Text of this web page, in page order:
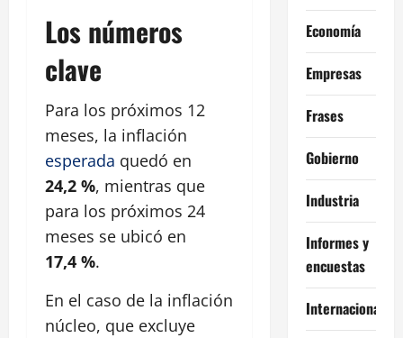
Los números
clave
Para los próximos 12
meses, la inflación
esperada quedó en
24,2 %, mientras que
para los próximos 24
meses se ubicó en
17,4 %.
En el caso de la inflación
núcleo, que excluye
Economía
Empresas
Frases
Gobierno
Industria
Informes y
encuestas
Internacional